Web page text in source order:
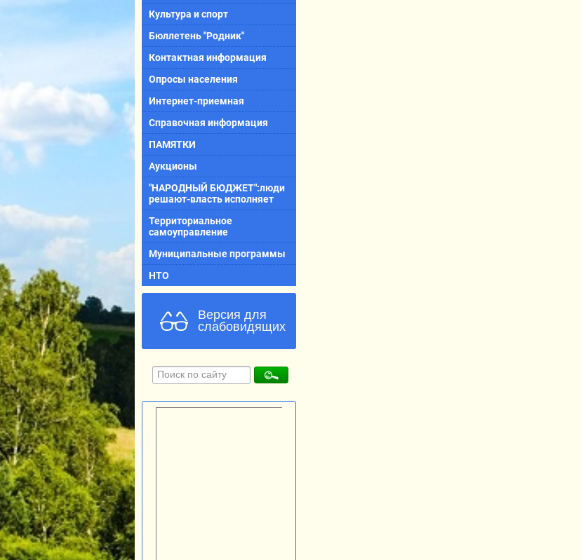
Культура и спорт
Бюллетень "Родник"
Контактная информация
Опросы населения
Интернет-приемная
Справочная информация
ПАМЯТКИ
Аукционы
"НАРОДНЫЙ БЮДЖЕТ":люди
решают-власть исполняет
Территориальное
самоуправление
Муниципальные программы
НТО
Версия для
слабовидящих